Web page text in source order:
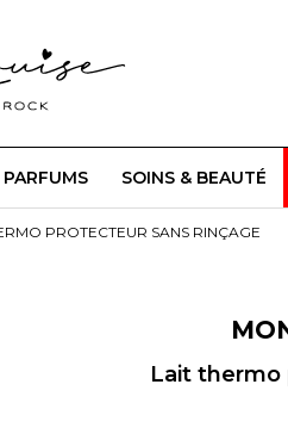
PARFUMS SOINS & BEAUTÉ
PROTECTEUR SANS RINÇAGE
Lait thermo